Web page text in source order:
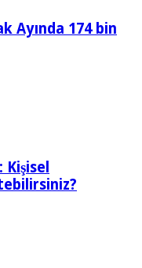
Ayında 174 bin